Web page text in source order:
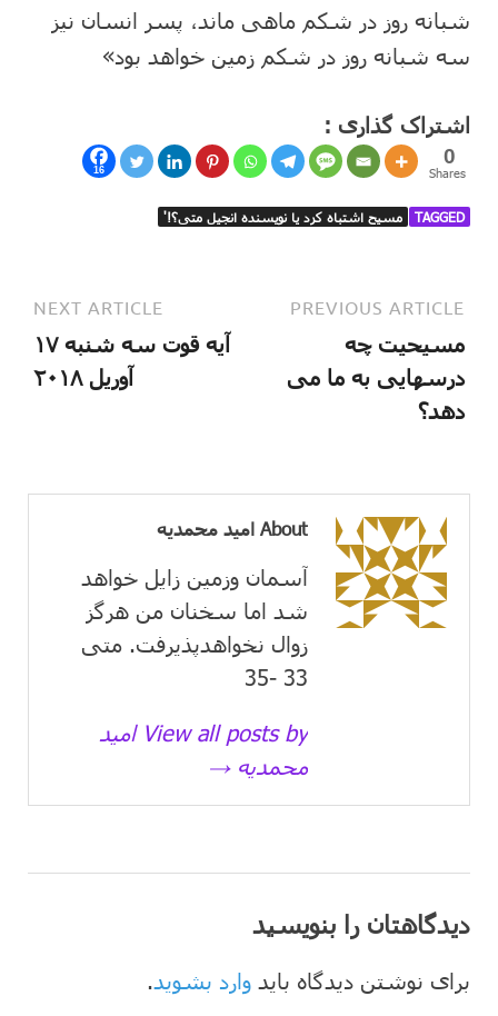
شبانه روز در شکم ماهی ماند، پسر انسان نیز
سه شبانه روز در شکم زمین خواهد بود»
اشتراک گذاری :
16
0
Shares
TAGGED مسیح اشتباه کرد یا نویسنده انجیل متی؟!'
PREVIOUS ARTICLE
مسیحیت چه
درسهایی به ما می
دهد؟
NEXT ARTICLE
آیه قوت سه شنبه ۱۷
آوریل ۲۰۱۸
About امید محمدیه
آسمان وزمین زايل خواهد
شد اما سخنان من هرگز
زوال نخواهدپذیرفت. متی
33 -35
View all posts by امید
محمدیه →
دیدگاهتان را بنویسید
برای نوشتن دیدگاه باید وارد بشوید.